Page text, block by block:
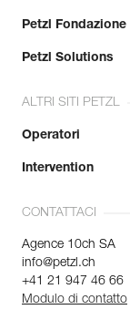
Petzl Fondazione
Petzl Solutions
ALTRI SITI PETZL
Operatori
Intervention
CONTATTACI
Agence 10ch SA
info@petzl.ch
+41 21 947 46 66
Modulo di contatto